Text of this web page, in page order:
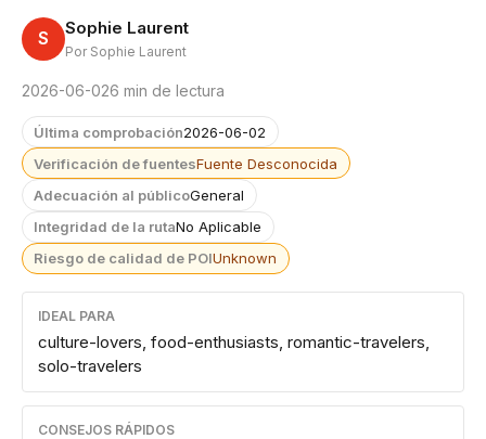
S Sophie Laurent
Por Sophie Laurent
2026-06-026 min de lectura
Última comprobación2026-06-02
Verificación de fuentesFuente Desconocida
Adecuación al públicoGeneral
Integridad de la rutaNo Aplicable
Riesgo de calidad de POIUnknown
IDEAL PARA
culture-lovers, food-enthusiasts, romantic-travelers,
solo-travelers
CONSEJOS RÁPIDOS